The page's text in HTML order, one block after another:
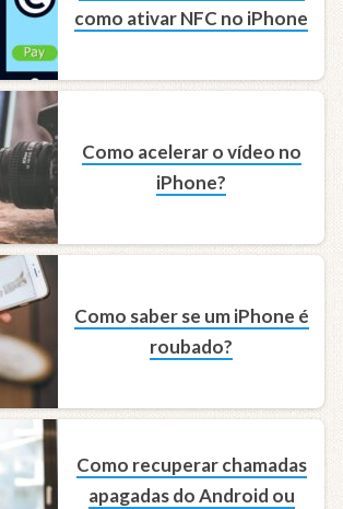
como ativar NFC no iPhone
Como acelerar o vídeo no
iPhone?
Como saber se um iPhone é
roubado?
Como recuperar chamadas
apagadas do Android ou